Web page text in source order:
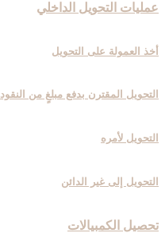
عمليات التحويل الداخلي
أخذ العمولة على التحويل
التحويل المقترن بدفع مبلغٍ من النقود
التحويل لأمره
التحويل إلى غير الدائن
تحصيل الكمبيالات